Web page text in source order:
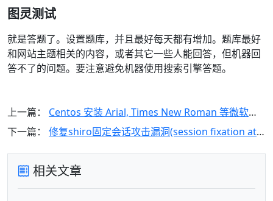
图灵测试
就是答题了。设置题库，并且最好每天都有增加。题库最好
和网站主题相关的内容，或者其它一些人能回答，但机器回
答不了的问题。要注意避免机器使用搜索引擎答题。
上一篇： Centos 安装 Arial, Times New Roman 等微软字体
下一篇： 修复shiro固定会话攻击漏洞(session fixation attack)
相关文章